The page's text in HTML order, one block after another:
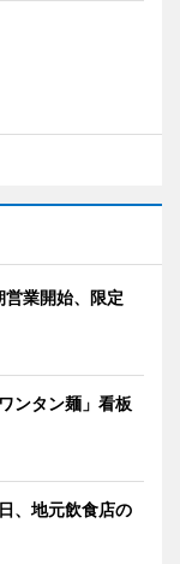
業開始、限定
ンタン麺」看板
、地元飲食店の